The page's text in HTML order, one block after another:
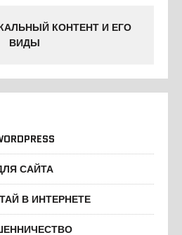
КОНТЕНТ И ЕГО
ВИДЫ
САЙТА
В ИНТЕРНЕТЕ